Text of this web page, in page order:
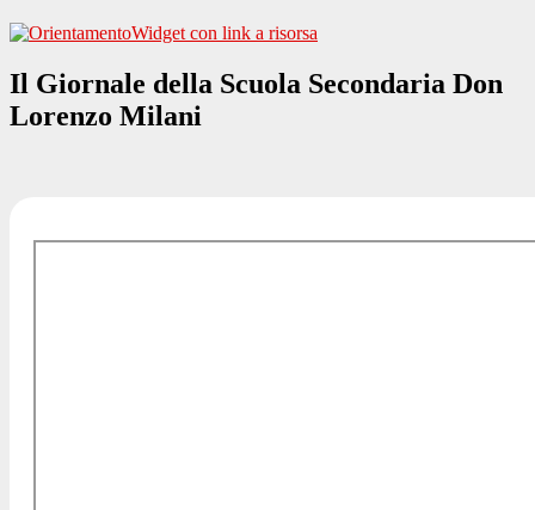
Widget con link a risorsa
Il Giornale della Scuola Secondaria Don
Lorenzo Milani